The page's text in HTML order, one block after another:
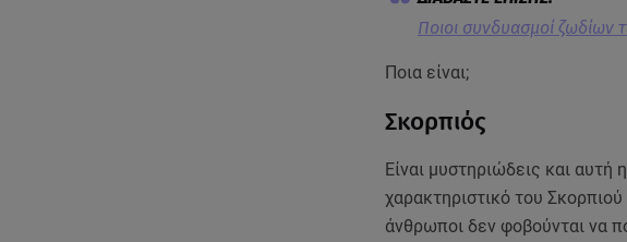
Ποιοι συνδυασμοί ζωδίων
Ποια είναι;
Σκορπιός
Είναι μυστηριώδεις και
χαρακτηριστικό του
άνθρωποι δεν φοβούνται να